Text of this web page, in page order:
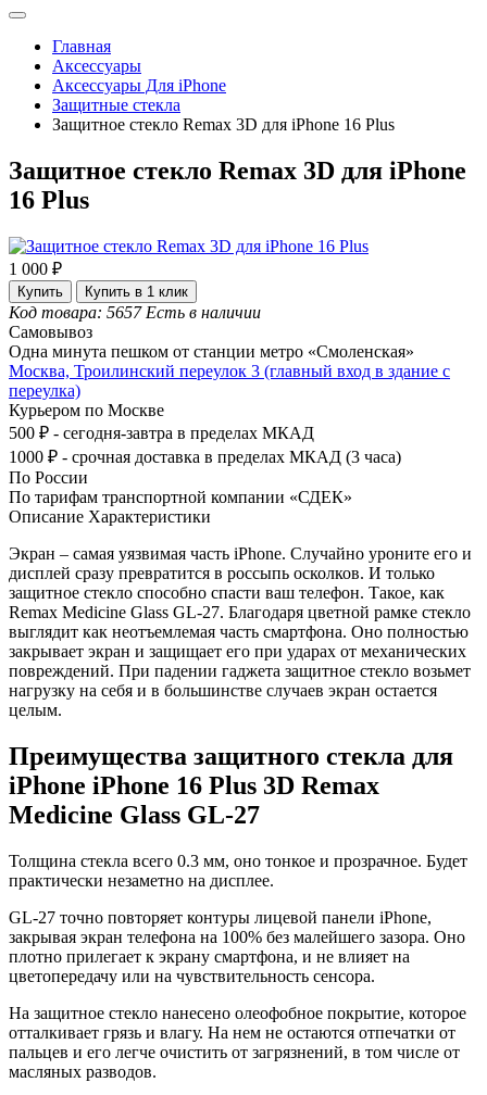
Главная
Аксессуары
Аксессуары Для iPhone
Защитные стекла
Защитное стекло Remax 3D для iPhone 16 Plus
Защитное стекло Remax 3D для iPhone
16 Plus
1 000 ₽
Купить Купить в 1 клик
Код товара: 5657 Есть в наличии
Самовывоз
Одна минута пешком от станции метро «Смоленская»
Москва, Троилинский переулок 3 (главный вход в здание с
переулка)
Курьером по Москве
500 ₽ - сегодня-завтра в пределах МКАД
1000 ₽ - срочная доставка в пределах МКАД (3 часа)
По России
По тарифам транспортной компании «СДЕК»
Описание Характеристики
Экран – самая уязвимая часть iPhone. Случайно уроните его и
дисплей сразу превратится в россыпь осколков. И только
защитное стекло способно спасти ваш телефон. Такое, как
Remax Medicine Glass GL-27. Благодаря цветной рамке стекло
выглядит как неотъемлемая часть смартфона. Оно полностью
закрывает экран и защищает его при ударах от механических
повреждений. При падении гаджета защитное стекло возьмет
нагрузку на себя и в большинстве случаев экран остается
целым.
Преимущества защитного стекла для
iPhone iPhone 16 Plus 3D Remax
Medicine Glass GL-27
Толщина стекла всего 0.3 мм, оно тонкое и прозрачное. Будет
практически незаметно на дисплее.
GL-27 точно повторяет контуры лицевой панели iPhone,
закрывая экран телефона на 100% без малейшего зазора. Оно
плотно прилегает к экрану смартфона, и не влияет на
цветопередачу или на чувствительность сенсора.
На защитное стекло нанесено олеофобное покрытие, которое
отталкивает грязь и влагу. На нем не остаются отпечатки от
пальцев и его легче очистить от загрязнений, в том числе от
масляных разводов.